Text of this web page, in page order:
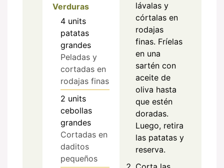
Verduras
4 units
patatas
grandes
Peladas y
cortadas en
rodajas finas
2 units
cebollas
grandes
Cortadas en
daditos
pequeños
lávalas y
córtalas en
rodajas
finas. Fríelas
en una
sartén con
aceite de
oliva hasta
que estén
doradas.
Luego, retira
las patatas y
reserva.